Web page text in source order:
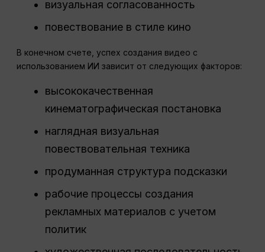
визуальная согласованность
повествование в стиле кино
В конечном счете, успех создания видео с
использованием ИИ зависит от следующих факторов:
высококачественная
кинематографическая постановка
наглядная визуальная
повествовательная техника
продуманная структура подсказки
рабочие процессы создания
рекламных материалов с учетом
политик